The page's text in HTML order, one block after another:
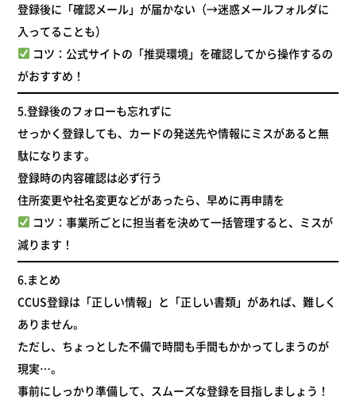
登録後に「確認メール」が届かない（→迷惑メールフォルダに
入ってることも）
コツ：公式サイトの「推奨環境」を確認してから操作するの
がおすすめ！
5.登録後のフォローも忘れずに
せっかく登録しても、カードの発送先や情報にミスがあると無
駄になります。
登録時の内容確認は必ず行う
住所変更や社名変更などがあったら、早めに再申請を
コツ：事業所ごとに担当者を決めて一括管理すると、ミスが
減ります！
6.まとめ
CCUS登録は「正しい情報」と「正しい書類」があれば、難しく
ありません。
ただし、ちょっとした不備で時間も手間もかかってしまうのが
現実…。
事前にしっかり準備して、スムーズな登録を目指しましょう！